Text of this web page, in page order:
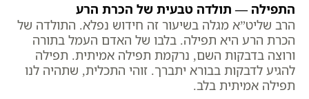
התפילה — תולדה טבעית של הכרת הרע
הרב שליט”א מגלה בשיעור זה חידוש נפלא. התולדה של
הכרת הרע היא תפילה. בלבו של האדם העמל בתורה
ורוצה בדבקות השם, נרקמת תפילה אמיתית. תפילה
להגיע לדבקות בבורא יתברך. זוהי התכלית, שתהיה לנו
תפילה אמיתית בלב.